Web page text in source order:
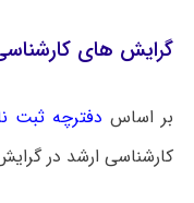
گرایش های
بر اساس دفترچه ثبت
کارشناسی ارشد در